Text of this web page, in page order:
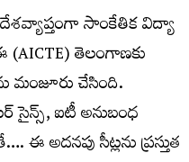
సాంకేతిక విద్యా
తెలంగాణకు
మంజూరు చేసింది.
సైన్స్, ఐటీ అనుబంధ
అదనపు సీట్లను ప్రస్తుత